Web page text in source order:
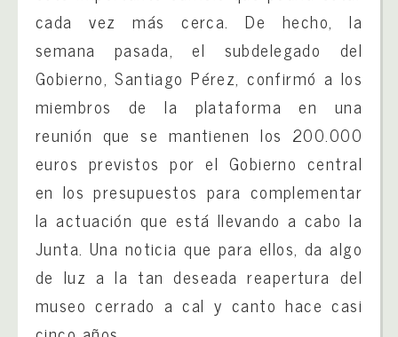
cada vez más cerca. De hecho, la
semana pasada, el subdelegado del
Gobierno, Santiago Pérez, confirmó a los
miembros de la plataforma en una
reunión que se mantienen los 200.000
euros previstos por el Gobierno central
en los presupuestos para complementar
la actuación que está llevando a cabo la
Junta. Una noticia que para ellos, da algo
de luz a la tan deseada reapertura del
museo cerrado a cal y canto hace casi